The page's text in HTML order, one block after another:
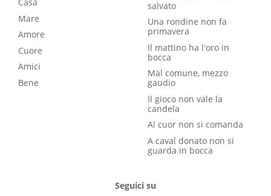
Casa
Mare
Amore
Cuore
Amici
Bene
salvato
Una rondine non fa
primavera
Il mattino ha l'oro in
bocca
Mal comune, mezzo
gaudio
Il gioco non vale la
candela
Al cuor non si comanda
A caval donato non si
guarda in bocca
Seguici su